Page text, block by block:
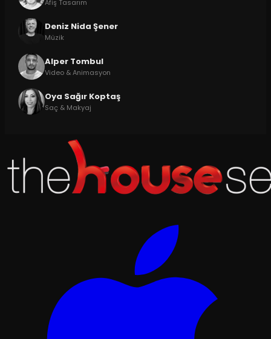
Afiş Tasarım
Deniz Nida Şener
Müzik
Alper Tombul
Video & Animasyon
Oya Sağır Koptaş
Saç & Makyaj